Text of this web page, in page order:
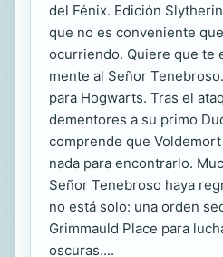
del Fénix. Edición
que no es conveniente
ocurriendo. Quiere que te
mente al Señor
para Hogwarts. Tras el
dementores a su primo
comprende que
nada para encontrarlo.
Señor Tenebroso haya
no está solo: una orden
Grimmauld Place para
oscuras....